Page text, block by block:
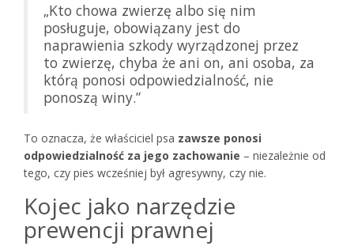
„Kto chowa zwierzę albo się nim
posługuje, obowiązany jest do
naprawienia szkody wyrządzonej przez
to zwierzę, chyba że ani on, ani osoba, za
którą ponosi odpowiedzialność, nie
ponoszą winy.”
To oznacza, że właściciel psa zawsze ponosi
odpowiedzialność za jego zachowanie – niezależnie od
tego, czy pies wcześniej był agresywny, czy nie.
Kojec jako narzędzie
prewencji prawnej